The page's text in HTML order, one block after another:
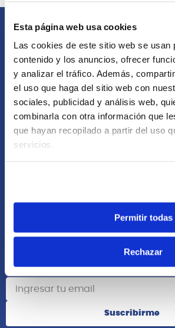
Esta página web usa cookies
Las cookies de este sitio web se usan
contenido y los anuncios, ofrecer
y analizar el tráfico. Además,
el uso que haga del sitio web con
sociales, publicidad y análisis web,
combinarla con otra información que
que hayan recopilado a partir del uso
servicios.
Permitir todas
Rechazar
Atención Postventa
+51 958418476
+51 977624112
Acerca de Nosotros
Suscribete
Suscribirme